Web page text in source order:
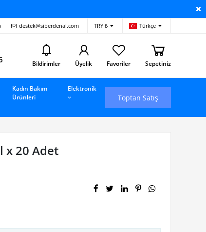
destek@siberdenal.com TRY ₺ Türkçe
Bildirimler Üyelik Favoriler Sepetiniz
Kadın Bakım
Ürünleri
Elektronik
Toptan Satış
x 20 Adet